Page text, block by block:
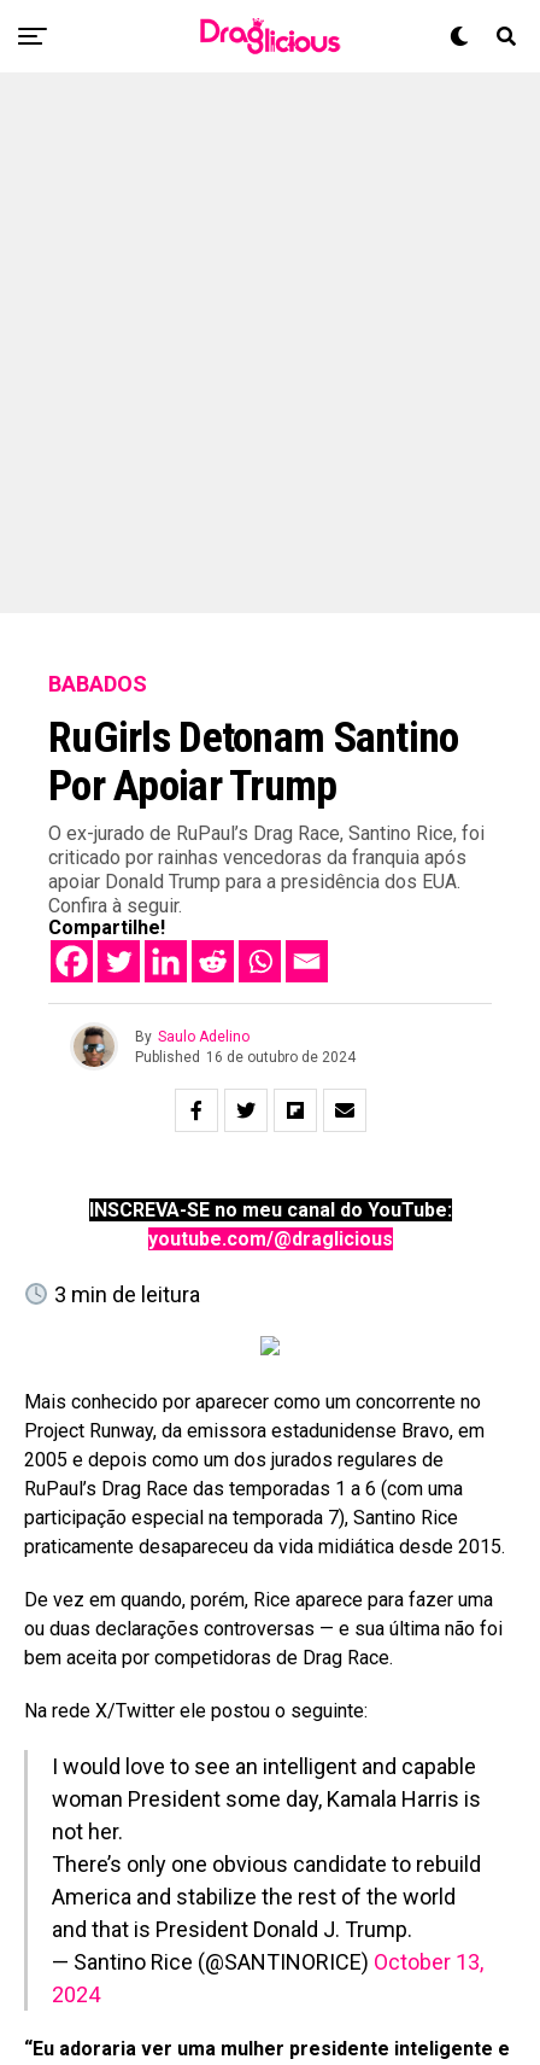
BABADOS
RuGirls Detonam Santino
Por Apoiar Trump
O ex-jurado de RuPaul’s Drag Race, Santino Rice, foi
criticado por rainhas vencedoras da franquia após
apoiar Donald Trump para a presidência dos EUA.
Confira à seguir.
Compartilhe!
By Saulo Adelino
Published 16 de outubro de 2024
INSCREVA-SE no meu canal do YouTube:
youtube.com/@draglicious
3 min de leitura
Mais conhecido por aparecer como um concorrente no
Project Runway, da emissora estadunidense Bravo, em
2005 e depois como um dos jurados regulares de
RuPaul’s Drag Race das temporadas 1 a 6 (com uma
participação especial na temporada 7), Santino Rice
praticamente desapareceu da vida midiática desde 2015.
De vez em quando, porém, Rice aparece para fazer uma
ou duas declarações controversas — e sua última não foi
bem aceita por competidoras de Drag Race.
Na rede X/Twitter ele postou o seguinte:
I would love to see an intelligent and capable
woman President some day, Kamala Harris is
not her.
There’s only one obvious candidate to rebuild
America and stabilize the rest of the world
and that is President Donald J. Trump.
— Santino Rice (@SANTINORICE) October 13,
2024
“Eu adoraria ver uma mulher presidente inteligente e